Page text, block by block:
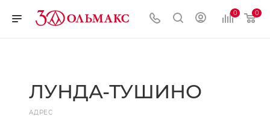
0 0
ЛУНДА-ТУШИНО
АДРЕС